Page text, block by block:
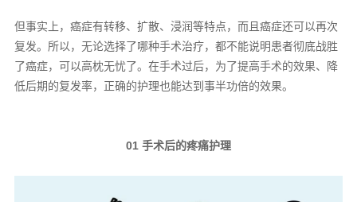
但事实上，癌症有转移、扩散、浸润等特点，而且癌症还可以再次
复发。所以，无论选择了哪种手术治疗，都不能说明患者彻底战胜
了癌症，可以高枕无忧了。在手术过后，为了提高手术的效果、降
低后期的复发率，正确的护理也能达到事半功倍的效果。
01 手术后的疼痛护理